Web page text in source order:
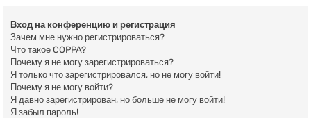
Вход на конференцию и регистрация
Зачем мне нужно регистрироваться?
Что такое COPPA?
Почему я не могу зарегистрироваться?
Я только что зарегистрировался, но не могу войти!
Почему я не могу войти?
Я давно зарегистрирован, но больше не могу войти!
Я забыл пароль!